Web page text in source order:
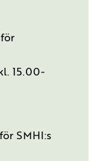
15.00-
SMHI:s